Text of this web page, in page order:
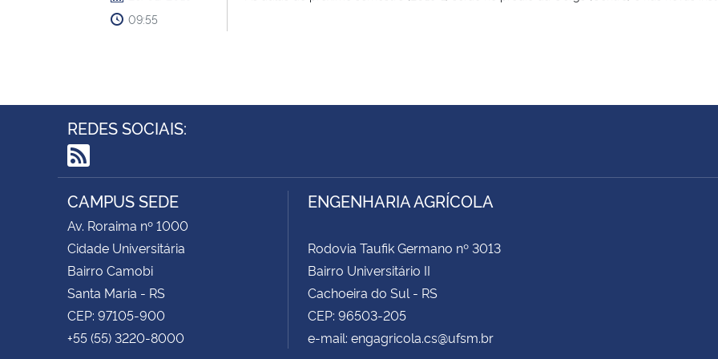
09:55
REDES SOCIAIS:
RSS
CAMPUS SEDE
Av. Roraima nº 1000
Cidade Universitária
Bairro Camobi
Santa Maria - RS
CEP: 97105-900
+55 (55) 3220-8000
ENGENHARIA AGRÍCOLA
Rodovia Taufik Germano nº 3013
Bairro Universitário II
Cachoeira do Sul - RS
CEP: 96503-205
e-mail: engagricola.cs@ufsm.br